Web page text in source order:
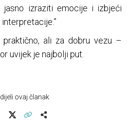
jasno izraziti emocije i izbjeći
ali za dobru vezu –
uvijek je najbolji put.
ovaj članak